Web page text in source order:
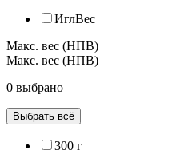
ИглВес
Макс. вес (НПВ)
Макс. вес (НПВ)
0 выбрано
Выбрать всё
300 г